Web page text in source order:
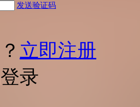
发送验证码
立即注册
录